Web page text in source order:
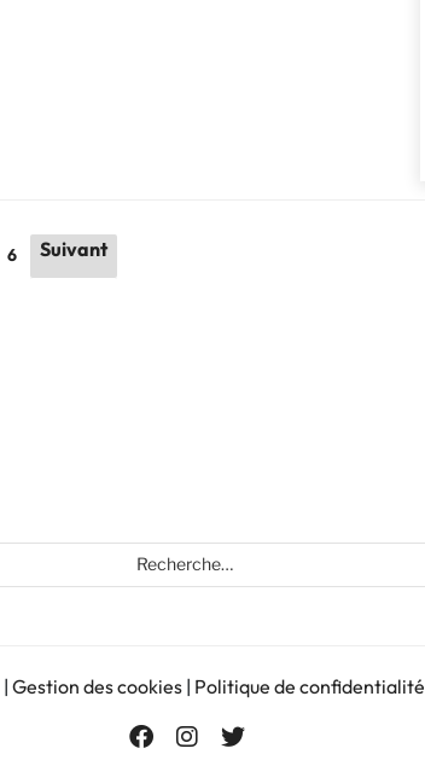
6 Suivant
Recherche
pour
| Gestion des cookies | Politique de confidentialité